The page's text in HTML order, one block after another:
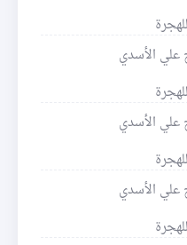
الأسدي
الأسدي
الأسدي